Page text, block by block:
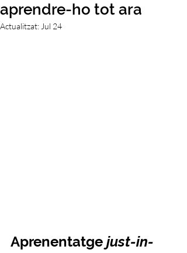
aprendre-ho tot ara
Actualitzat: Jul 24
Aprenentatge just-in-